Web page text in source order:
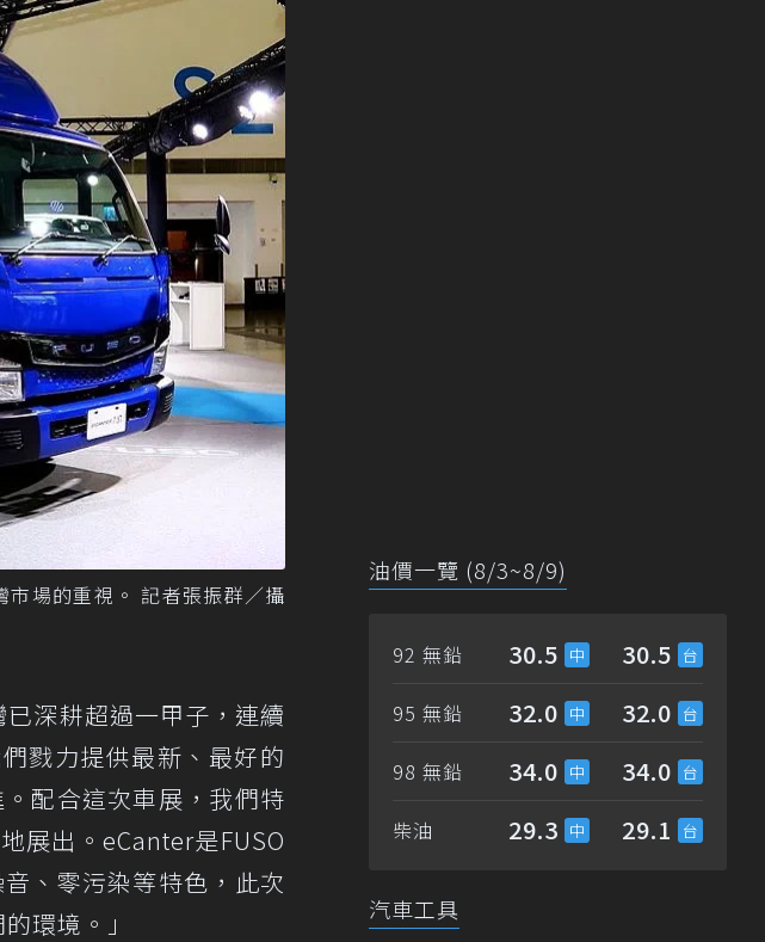
場的重視。 記者張振群／攝
深耕超過一甲子，連續
戮力提供最新、最好的
配合這次車展，我們特
展出。eCanter是FUSO
、零污染等特色，此次
環境。」
油價一覽 (8/3~8/9)
92 無鉛 30.5 30.5
95 無鉛 32.0 32.0
98 無鉛 34.0 34.0
柴油 29.3 29.1
汽車工具